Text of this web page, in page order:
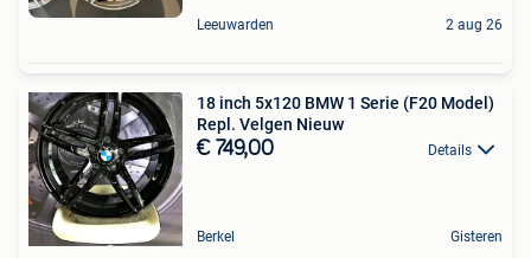
Leeuwarden 2 aug 26
18 inch 5x120 BMW 1 Serie (F20 Model)
Repl. Velgen Nieuw
€ 749,00 Details
Berkel Gisteren